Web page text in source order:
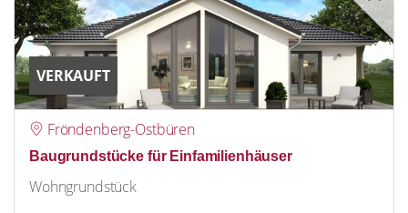
VERKAUFT
Fröndenberg-Ostbüren
Baugrundstücke für Einfamilienhäuser
Wohngrundstück